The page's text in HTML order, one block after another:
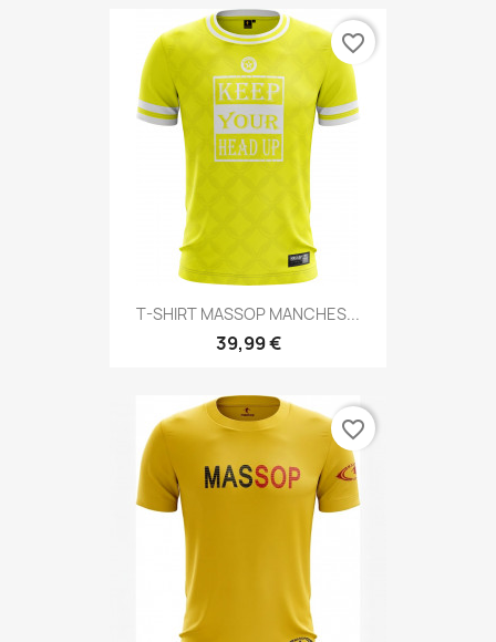
T-SHIRT MASSOP MANCHES...
39,99 €
favorite_border
favorite_border